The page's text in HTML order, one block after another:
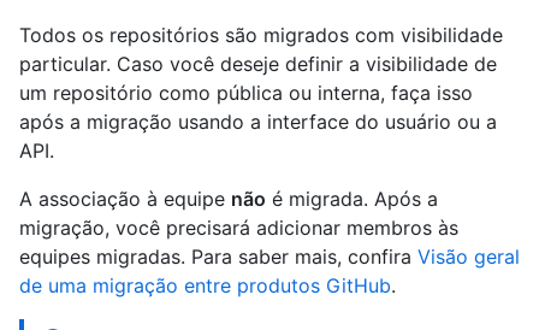
Todos os repositórios são migrados com visibilidade
particular. Caso você deseje definir a visibilidade de
um repositório como pública ou interna, faça isso
após a migração usando a interface do usuário ou a
API.
A associação à equipe não é migrada. Após a
migração, você precisará adicionar membros às
equipes migradas. Para saber mais, confira Visão geral
de uma migração entre produtos GitHub.